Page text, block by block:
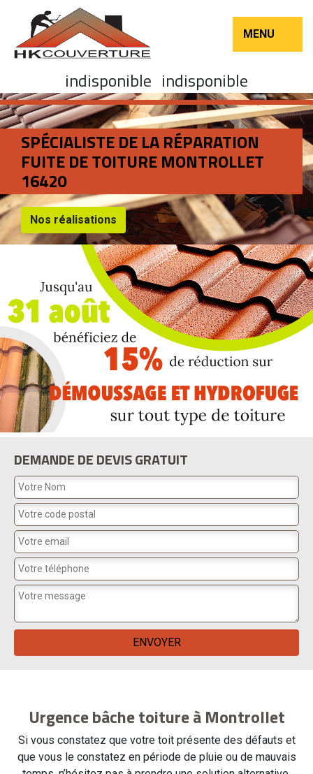
MENU
indisponible indisponible
SPÉCIALISTE DE LA RÉPARATION
FUITE DE TOITURE MONTROLLET
16420
Nos réalisations
DEMANDE DE DEVIS GRATUIT
Urgence bâche toiture à Montrollet
Si vous constatez que votre toit présente des défauts et
que vous le constatez en période de pluie ou de mauvais